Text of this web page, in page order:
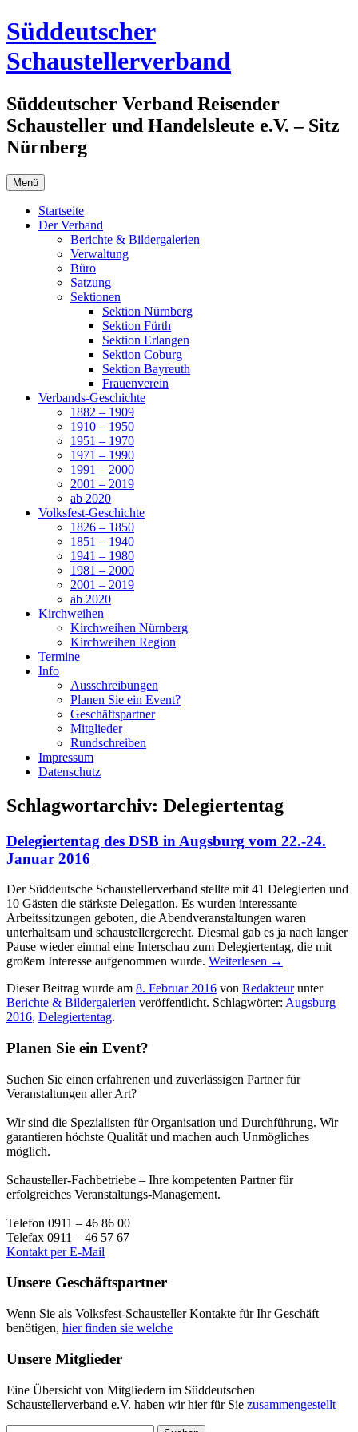
Zum
Inhalt
springen
Süddeutscher
Schaustellerverband
Süddeutscher Verband Reisender
Schausteller und Handelsleute e.V. – Sitz
Nürnberg
Menü
Startseite
Der Verband
Berichte & Bildergalerien
Verwaltung
Büro
Satzung
Sektionen
Sektion Nürnberg
Sektion Fürth
Sektion Erlangen
Sektion Coburg
Sektion Bayreuth
Frauenverein
Verbands-Geschichte
1882 – 1909
1910 – 1950
1951 – 1970
1971 – 1990
1991 – 2000
2001 – 2019
ab 2020
Volksfest-Geschichte
1826 – 1850
1851 – 1940
1941 – 1980
1981 – 2000
2001 – 2019
ab 2020
Kirchweihen
Kirchweihen Nürnberg
Kirchweihen Region
Termine
Info
Ausschreibungen
Planen Sie ein Event?
Geschäftspartner
Mitglieder
Rundschreiben
Impressum
Datenschutz
Schlagwortarchiv: Delegiertentag
Delegiertentag des DSB in Augsburg vom 22.-24.
Januar 2016
Der Süddeutsche Schaustellerverband stellte mit 41 Delegierten und
10 Gästen die stärkste Delegation. Es wurden interessante
Arbeitssitzungen geboten, die Abendveranstaltungen waren
unterhaltsam und schaustellergerecht. Diesmal gab es ja nach langer
Pause wieder einmal eine Interschau zum Delegiertentag, die mit
großem Interesse aufgenommen wurde. Weiterlesen →
Dieser Beitrag wurde am 8. Februar 2016 von Redakteurunter
Berichte & Bildergalerien veröffentlicht. Schlagwörter: Augsburg
2016, Delegiertentag.
Planen Sie ein Event?
Suchen Sie einen erfahrenen und zuverlässigen Partner für
Veranstaltungen aller Art?
Wir sind die Spezialisten für Organisation und Durchführung. Wir
garantieren höchste Qualität und machen auch Unmögliches
möglich.
Schausteller-Fachbetriebe – Ihre kompetenten Partner für
erfolgreiches Veranstaltungs-Management.
Telefon 0911 – 46 86 00
Telefax 0911 – 46 57 67
Kontakt per E-Mail
Unsere Geschäftspartner
Wenn Sie als Volksfest-Schausteller Kontakte für Ihr Geschäft
benötigen, hier finden sie welche
Unsere Mitglieder
Eine Übersicht von Mitgliedern im Süddeutschen
Schaustellerverband e.V. haben wir hier für Sie zusammengestellt